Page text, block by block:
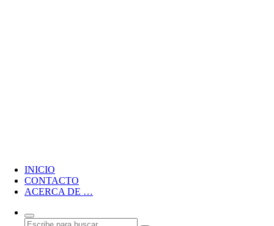
INICIO
CONTACTO
ACERCA DE …